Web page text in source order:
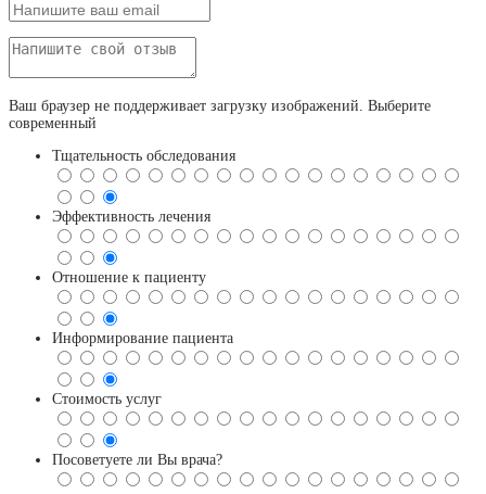
Ваш браузер не поддерживает загрузку изображений. Выберите
современный
Тщательность обследования
Эффективность лечения
Отношение к пациенту
Информирование пациента
Стоимость услуг
Посоветуете ли Вы врача?